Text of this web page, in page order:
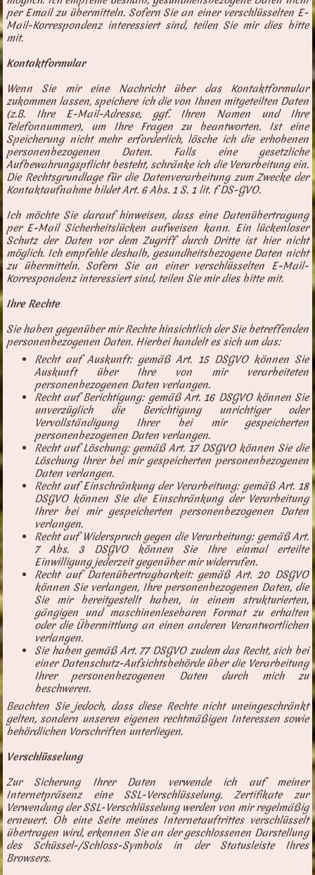
per Email zu übermitteln. Sofern Sie an einer verschlüsselten E-
Mail-Korrespondenz interessiert sind, teilen Sie mir dies bitte
mit.
Kontaktformular
Wenn Sie mir eine Nachricht über das Kontaktformular
zukommen lassen, speichere ich die von Ihnen mitgeteilten Daten
(z.B. Ihre E-Mail-Adresse, ggf. Ihren Namen und Ihre
Telefonnummer), um Ihre Fragen zu beantworten. Ist eine
Speicherung nicht mehr erforderlich, lösche ich die erhobenen
personenbezogenen Daten. Falls eine gesetzliche
Aufbewahrungspflicht besteht, schränke ich die Verarbeitung ein.
Die Rechtsgrundlage für die Datenverarbeitung zum Zwecke der
Kontaktaufnahme bildet Art. 6 Abs. 1 S. 1 lit. f DS-GVO.
Ich möchte Sie darauf hinweisen, dass eine Datenübertragung
per E-Mail Sicherheitslücken aufweisen kann. Ein lückenloser
Schutz der Daten vor dem Zugriff durch Dritte ist hier nicht
möglich. Ich empfehle deshalb, gesundheitsbezogene Daten nicht
zu übermitteln. Sofern Sie an einer verschlüsselten E-Mail-
Korrespondenz interessiert sind, teilen Sie mir dies bitte mit.
Ihre Rechte
Sie haben gegenüber mir Rechte hinsichtlich der Sie betreffenden
personenbezogenen Daten. Hierbei handelt es sich um das:
Recht auf Auskunft: gemäß Art. 15 DSGVO können Sie
Auskunft über Ihre von mir verarbeiteten
personenbezogenen Daten verlangen.
Recht auf Berichtigung: gemäß Art. 16 DSGVO können Sie
unverzüglich die Berichtigung unrichtiger oder
Vervollständigung Ihrer bei mir gespeicherten
personenbezogenen Daten verlangen.
Recht auf Löschung: gemäß Art. 17 DSGVO können Sie die
Löschung Ihrer bei mir gespeicherten personenbezogenen
Daten verlangen.
Recht auf Einschränkung der Verarbeitung: gemäß Art. 18
DSGVO können Sie die Einschränkung der Verarbeitung
Ihrer bei mir gespeicherten personenbezogenen Daten
verlangen.
Recht auf Widerspruch gegen die Verarbeitung: gemäß Art.
7 Abs. 3 DSGVO können Sie Ihre einmal erteilte
Einwilligung jederzeit gegenüber mir widerrufen.
Recht auf Datenübertragbarkeit: gemäß Art. 20 DSGVO
können Sie verlangen, Ihre personenbezogenen Daten, die
Sie mir bereitgestellt haben, in einem strukturierten,
gängigen und maschinenlesebaren Format zu erhalten
oder die Übermittlung an einen anderen Verantwortlichen
verlangen.
Sie haben gemäß Art. 77 DSGVO zudem das Recht, sich bei
einer Datenschutz-Aufsichtsbehörde über die Verarbeitung
Ihrer personenbezogenen Daten durch mich zu
beschweren.
Beachten Sie jedoch, dass diese Rechte nicht uneingeschränkt
gelten, sondern unseren eigenen rechtmäßigen Interessen sowie
behördlichen Vorschriften unterliegen.
Verschlüsselung
Zur Sicherung Ihrer Daten verwende ich auf meiner
Internetpräsenz eine SSL-Verschlüsselung.Zertifikate zur
Verwendung der SSL-Verschlüsselung werden von mir regelmäßig
erneuert. Ob eine Seite meines Internetauftrittes verschlüsselt
übertragen wird, erkennen Sie an der geschlossenen Darstellung
des Schüssel-/Schloss-Symbols in der Statusleiste Ihres
Browsers.